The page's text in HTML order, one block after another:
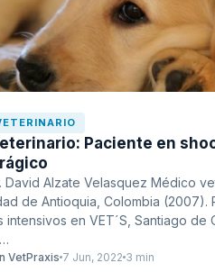
Paciente en
David Alzate Velasquez Médico
de Antioquia, Colombia (2007).
intensivos en VET´S, Santiago de
VetPraxis 7 Jun, 2022 3 min